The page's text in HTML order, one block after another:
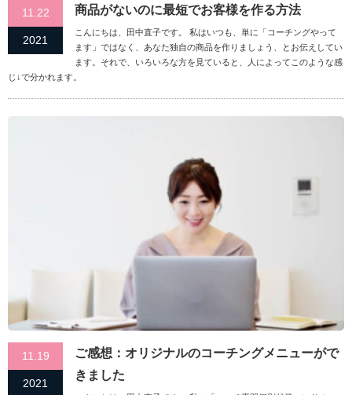
11.22
2021
商品がないのに最短でお客様を作る方法
こんにちは、田中直子です。 私はいつも、単に「コーチングやって
ます」ではなく、あなた独自の商品を作りましょう、とお伝えしてい
ます。それで、いろいろな方を見ていると、人によってこのような感
じ↓で分かれます。
11.19
2021
ご感想：オリジナルのコーチングメニューがで
きました